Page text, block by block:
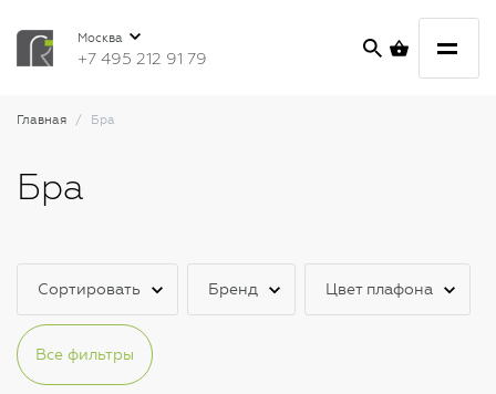
Москва
+7 495 212 91 79
Главная Бра
Бра
Сортировать Бренд Цвет плафона
Все фильтры